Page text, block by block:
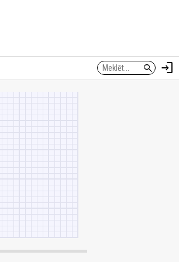
search login